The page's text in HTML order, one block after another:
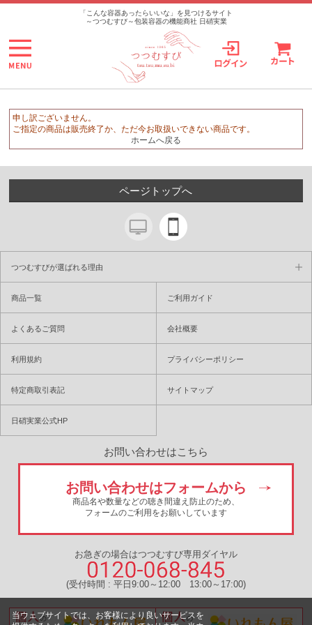
>
「こんな容器あったらいいな」を見つけるサイト
～つつむすび～包装容器の機能商社 日硝実業
申し訳ございません。
ご指定の商品は販売終了か、ただ今お取扱いできない商品です。
ホームへ戻る
ページトップへ
つつむすびが選ばれる理由
商品一覧 ご利用ガイド
よくあるご質問 会社概要
利用規約 プライバシーポリシー
特定商取引表記 サイトマップ
日硝実業公式HP
お問い合わせはこちら
お問い合わせはフォームから
商品名や数量などの聴き間違え防止のため、
フォームのご利用をお願いしています
お急ぎの場合はつつむすび専用ダイヤル
(受付時間 : 平日9:00～12:00 13:00～17:00)
当ウェブサイトでは、お客様により良いサービスを